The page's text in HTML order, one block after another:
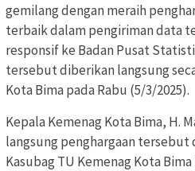
gemilang dengan meraih
terbaik dalam pengiriman data
responsif ke Badan Pusat
tersebut diberikan langsung
Kota Bima pada Rabu (5/3/2025).
Kepala Kemenag Kota Bima, H.
langsung penghargaan tersebut
Kasubag TU Kemenag Kota Bima